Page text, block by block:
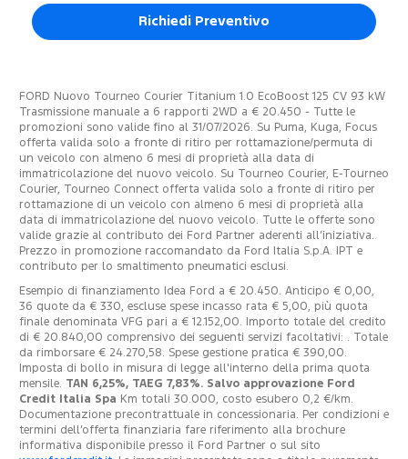
Richiedi Preventivo
FORD Nuovo Tourneo Courier Titanium 1.0 EcoBoost 125 CV 93 kW
Trasmissione manuale a 6 rapporti 2WD a € 20.450 - Tutte le
promozioni sono valide fino al 31/07/2026. Su Puma, Kuga, Focus
offerta valida solo a fronte di ritiro per rottamazione/permuta di
un veicolo con almeno 6 mesi di proprietà alla data di
immatricolazione del nuovo veicolo. Su Tourneo Courier, E-Tourneo
Courier, Tourneo Connect offerta valida solo a fronte di ritiro per
rottamazione di un veicolo con almeno 6 mesi di proprietà alla
data di immatricolazione del nuovo veicolo. Tutte le offerte sono
valide grazie al contributo dei Ford Partner aderenti all’iniziativa.
Prezzo in promozione raccomandato da Ford Italia S.p.A. IPT e
contributo per lo smaltimento pneumatici esclusi.
Esempio di finanziamento Idea Ford a € 20.450. Anticipo € 0,00,
36 quote da € 330, escluse spese incasso rata € 5,00, più quota
finale denominata VFG pari a € 12.152,00. Importo totale del credito
di € 20.840,00 comprensivo dei seguenti servizi facoltativi: . Totale
da rimborsare € 24.270,58. Spese gestione pratica € 390,00.
Imposta di bollo in misura di legge all'interno della prima quota
mensile. TAN 6,25%, TAEG 7,83%. Salvo approvazione Ford
Credit Italia Spa Km totali 30.000, costo esubero 0,2 €/km.
Documentazione precontrattuale in concessionaria. Per condizioni e
termini dell’offerta finanziaria fare riferimento alla brochure
informativa disponibile presso il Ford Partner o sul sito